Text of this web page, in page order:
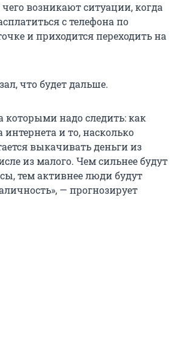
чего возникают ситуации, когда
с телефона по
и приходится переходить на
что будет дальше.
которыми надо следить: как
интернета и то, насколько
выкачивать деньги из
из малого. Чем сильнее будут
тем активнее люди будут
— прогнозирует